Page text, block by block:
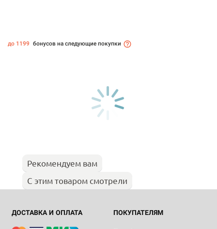
до 1199 бонусов на следующие покупки
Рекомендуем вам
С этим товаром смотрели
ДОСТАВКА И ОПЛАТА ПОКУПАТЕЛЯМ